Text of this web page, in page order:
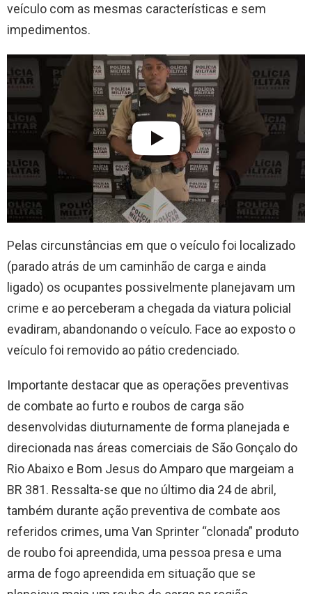
veículo com as mesmas características e sem
impedimentos.
Pelas circunstâncias em que o veículo foi localizado
(parado atrás de um caminhão de carga e ainda
ligado) os ocupantes possivelmente planejavam um
crime e ao perceberam a chegada da viatura policial
evadiram, abandonando o veículo. Face ao exposto o
veículo foi removido ao pátio credenciado.
Importante destacar que as operações preventivas
de combate ao furto e roubos de carga são
desenvolvidas diuturnamente de forma planejada e
direcionada nas áreas comerciais de São Gonçalo do
Rio Abaixo e Bom Jesus do Amparo que margeiam a
BR 381. Ressalta-se que no último dia 24 de abril,
também durante ação preventiva de combate aos
referidos crimes, uma Van Sprinter “clonada” produto
de roubo foi apreendida, uma pessoa presa e uma
arma de fogo apreendida em situação que se